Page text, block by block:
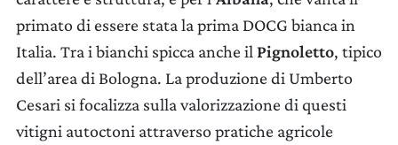
primato di essere stata la prima DOCG bianca in
Italia. Tra i bianchi spicca anche il Pignoletto, tipico
dell’area di Bologna. La produzione di Umberto
Cesari si focalizza sulla valorizzazione di questi
vitigni autoctoni attraverso pratiche agricole